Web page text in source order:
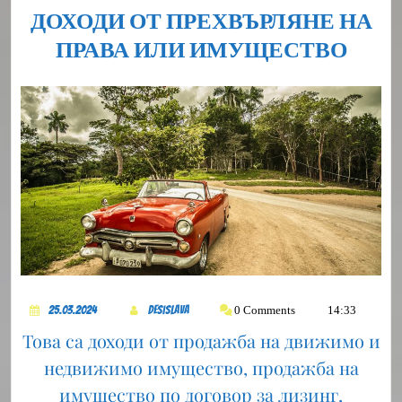
ДОХОДИ ОТ ПРЕХВЪРЛЯНЕ НА
ПРАВА ИЛИ ИМУЩЕСТВО
НА
ИЛИ
25.03.2024 DesiSlava
DesiSlava
0 Comments 14:33
Това са доходи от продажба на движимо и
недвижимо имущество, продажба на
имущество по договор за лизинг,